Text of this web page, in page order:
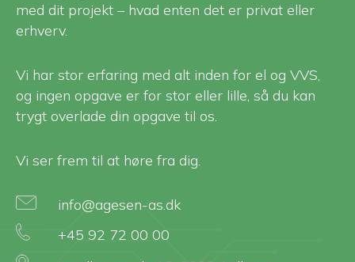
med dit projekt – hvad enten det er privat eller
erhverv.
Vi har stor erfaring med alt inden for el og VVS,
og ingen opgave er for stor eller lille, så du kan
trygt overlade din opgave til os.
Vi ser frem til at høre fra dig.
info@agesen-as.dk
+45 92 72 00 00